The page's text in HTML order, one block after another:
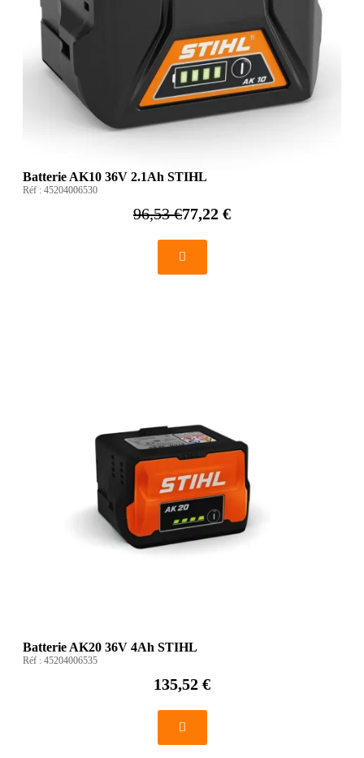
Batterie AK10 36V 2.1Ah STIHL
Réf : 45204006530
96,53 €77,22 €
Batterie AK20 36V 4Ah STIHL
Réf : 45204006535
135,52 €